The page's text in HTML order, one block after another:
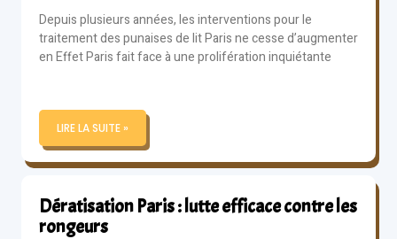
Depuis plusieurs années, les interventions pour le
traitement des punaises de lit Paris ne cesse d’augmenter
en Effet Paris fait face à une prolifération inquiétante
LIRE LA SUITE »
Dératisation Paris : lutte efficace contre les
rongeurs